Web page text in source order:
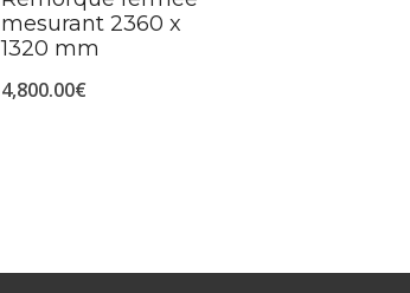
mesurant 2360 x
1320 mm
4,800.00€